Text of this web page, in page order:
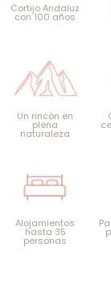
Cortijo Andaluz
con 100 años
Un rincón en
plena
naturaleza
Alojamientos
hasta 35
personas